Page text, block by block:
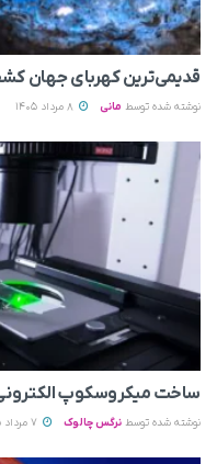
قدیمی‌ترین کهربای جهان
نوشته شده توسط مانی
ساخت میکروسکوپ الکترونی جدید با
نوشته شده توسط نرگس چالوک